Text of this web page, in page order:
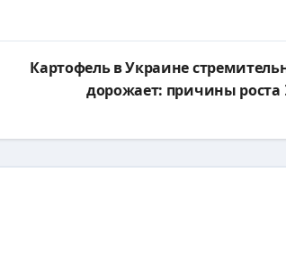
Картофель в Украине
дорожает: причины роста